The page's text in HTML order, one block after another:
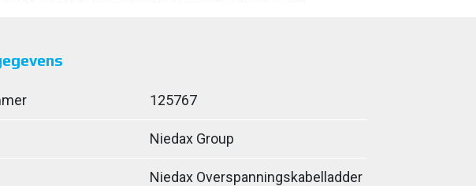
125767
Niedax Group
Niedax Overspanningskabelladder